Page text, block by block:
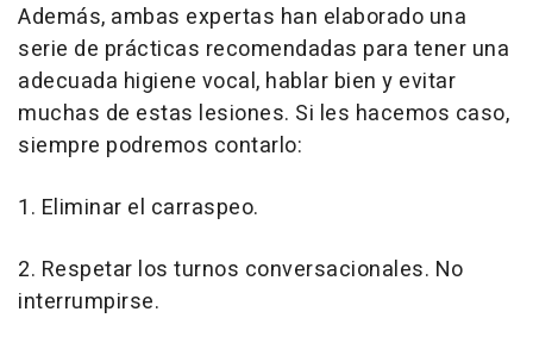
Además, ambas expertas han elaborado una
serie de prácticas recomendadas para tener una
adecuada higiene vocal, hablar bien y evitar
muchas de estas lesiones. Si les hacemos caso,
siempre podremos contarlo:
1. Eliminar el carraspeo.
2. Respetar los turnos conversacionales. No
interrumpirse.